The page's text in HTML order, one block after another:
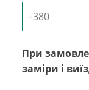
При
заміри і